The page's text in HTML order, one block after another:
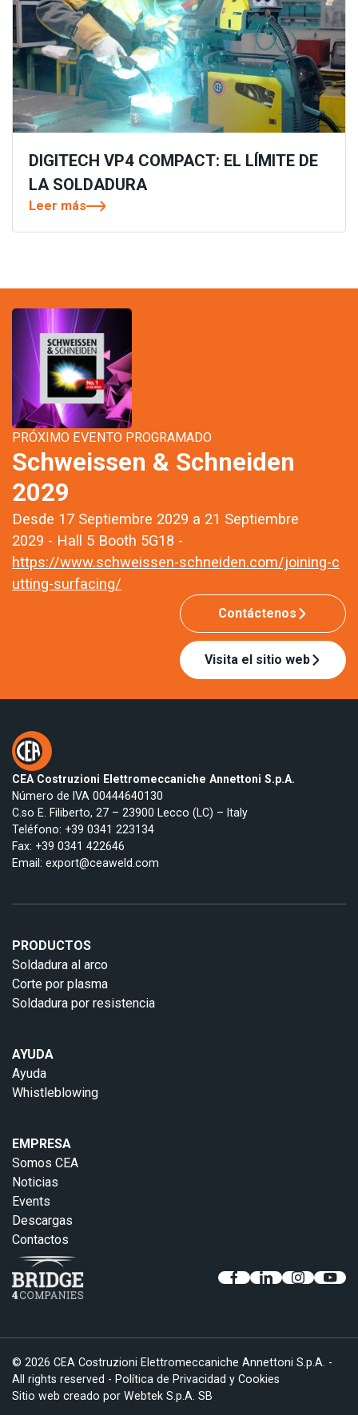
DIGITECH VP4 COMPACT: EL LÍMITE DE
LA SOLDADURA
Leer más
PRÓXIMO EVENTO PROGRAMADO
Schweissen & Schneiden
2029
Desde 17 Septiembre 2029 a 21 Septiembre
2029 - Hall 5 Booth 5G18 -
https://www.schweissen-schneiden.com/joining-c
utting-surfacing/
Contáctenos
Visita el sitio web
CEA Costruzioni Elettromeccaniche Annettoni S.p.A.
Número de IVA 00444640130
C.so E. Filiberto, 27 – 23900 Lecco (LC) – Italy
Teléfono: +39 0341 223134
Fax: +39 0341 422646
Email: export@ceaweld.com
PRODUCTOS
Soldadura al arco
Corte por plasma
Soldadura por resistencia
AYUDA
Ayuda
Whistleblowing
EMPRESA
Somos CEA
Noticias
Events
Descargas
Contactos
© 2026 CEA Costruzioni Elettromeccaniche Annettoni S.p.A. -
All rights reserved - Política de Privacidad y Cookies
Sitio web creado por Webtek S.p.A. SB